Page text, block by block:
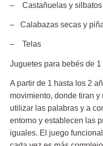
– Castañuelas y silbatos
– Calabazas secas y
– Telas
Juguetes para bebés de 1
A partir de 1 hasta los 2
movimiento, donde tiran
utilizar las palabras y a
entorno y establecen las
iguales. El juego